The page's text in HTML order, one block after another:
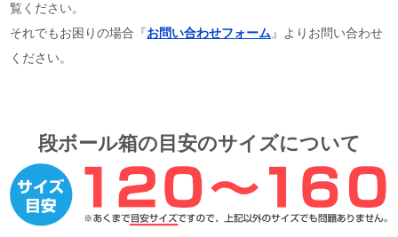
覧ください。
それでもお困りの場合『お問い合わせフォーム 』よりお問い合わせ
ください。
段ボール箱の目安のサイズについて